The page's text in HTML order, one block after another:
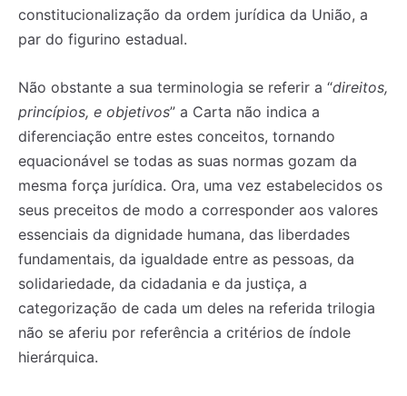
constitucionalização da ordem jurídica da União, a
par do figurino estadual.
Não obstante a sua terminologia se referir a “direitos,
princípios, e objetivos” a Carta não indica a
diferenciação entre estes conceitos, tornando
equacionável se todas as suas normas gozam da
mesma força jurídica. Ora, uma vez estabelecidos os
seus preceitos de modo a corresponder aos valores
essenciais da dignidade humana, das liberdades
fundamentais, da igualdade entre as pessoas, da
solidariedade, da cidadania e da justiça, a
categorização de cada um deles na referida trilogia
não se aferiu por referência a critérios de índole
hierárquica.